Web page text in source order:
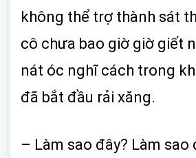
không thể trợ thành sát
cô chưa bao giờ giờ giết
nát óc nghĩ cách trong
đã bắt đầu rải xăng.
– Làm sao đây? Làm sao